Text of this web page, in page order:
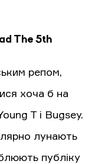
The 5th
репом,
хоча б на
T і Bugsey.
лунають
публіку